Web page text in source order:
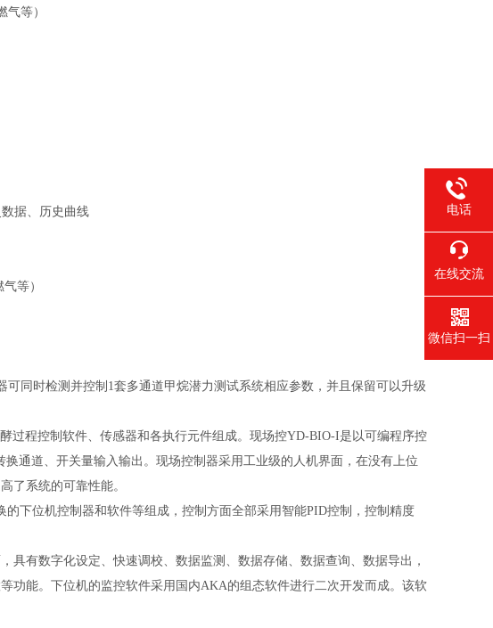
等）
据、历史曲线
等）
可同时检测并控制1套多通道甲烷潜力测试系统相应参数，并且保留可以升级
过程控制软件、传感器和各执行元件组成。现场控YD-BIO-I是以可编程序控
通道、开关量输入输出。现场控制器采用工业级的人机界面，在没有上位
了系统的可靠性能。
下位机控制器和软件等组成，控制方面全部采用智能PID控制，控制精度
有数字化设定、快速调校、数据监测、数据存储、数据查询、数据导出，
功能。下位机的监控软件采用国内AKA的组态软件进行二次开发而成。该软
电话
在线交流
微信扫一扫